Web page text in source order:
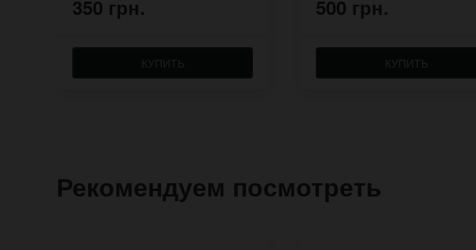
350 грн.
КУПИТЬ
500 грн.
КУПИТЬ
Рекомендуем посмотреть